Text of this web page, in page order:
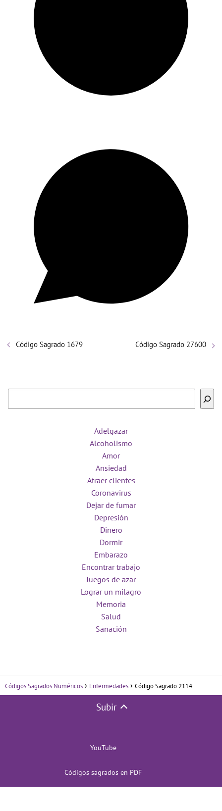
Código Sagrado 1679 Código Sagrado 27600
Adelgazar
Alcoholismo
Amor
Ansiedad
Atraer clientes
Coronavirus
Dejar de fumar
Depresión
Dinero
Dormir
Embarazo
Encontrar trabajo
Juegos de azar
Lograr un milagro
Memoria
Salud
Sanación
Códigos Sagrados Numéricos Enfermedades Código Sagrado 2114
Subir
YouTube
Códigos sagrados en PDF